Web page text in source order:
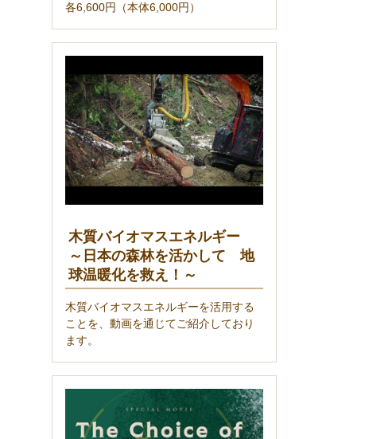
各6,600円（本体6,000円）
木質バイオマスエネルギー
～日本の森林を活かして 地
球温暖化を救え！～
木質バイオマスエネルギーを活用する
ことを、動画を通じてご紹介しており
ます。